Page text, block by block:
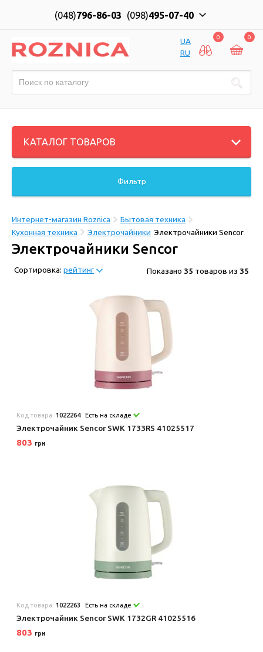
(048)796-86-03 (098)495-07-40
UA
RU
0 0
КАТАЛОГ ТОВАРОВ
Фильтр
Интернет-магазин Roznica
Бытовая техника
Кухонная техника
Электрочайники Электрочайники Sencor
Электрочайники Sencor
Сортировка: рейтинг Показано 35 товаров из 35
Код товара: 1022264 Есть на складе
Электрочайник Sencor SWK 1733RS 41025517
803 грн
Код товара: 1022263 Есть на складе
Электрочайник Sencor SWK 1732GR 41025516
803 грн